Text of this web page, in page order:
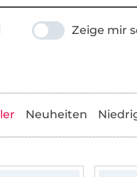
Zeige mir
Neuheiten